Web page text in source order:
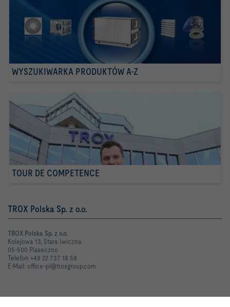
WYSZUKIWARKA PRODUKTÓW A-Z
TOUR DE COMPETENCE
TROX Polska Sp. z o.o.
TROX Polska Sp. z o.o.
Kolejowa 13, Stara Iwiczna
05-500 Piaseczno
Telefon +48 22 737 18 58
E-Mail: office-pl@troxgroup.com